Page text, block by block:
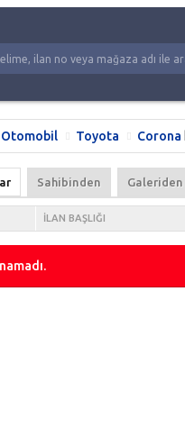
Otomobil Toyota Corona
Sahibinden Galeriden
İLAN BAŞLIĞI